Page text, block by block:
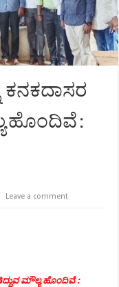
ಹೊಂದಿವೆ :
Leave a comment
ಮೌಲ್ಯ ಹೊಂದಿವೆ :